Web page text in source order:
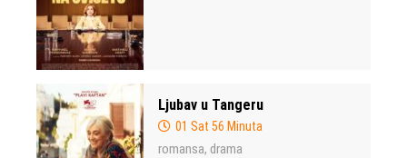
Ljubav u Tangeru
01 Sat 56 Minuta
romansa, drama